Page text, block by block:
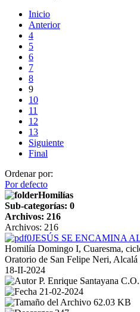
Inicio
Anterior
4
5
6
7
8
9
10
11
12
13
Siguiente
Final
Ordenar por:
Por defecto
Homilías
Sub-categorías: 0
Archivos: 216
Archivos: 216
JESÚS SE ENCAMINA
Homilía Domingo I, Cuaresma,
Oratorio de San Felipe Neri, Alcalá
18-II-2024
P. Enrique Santayana C.O.
21-02-2024
62.03 KB